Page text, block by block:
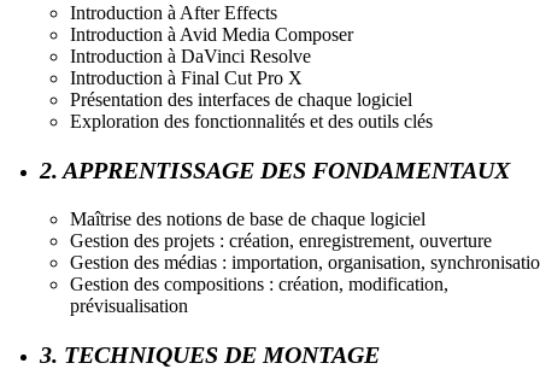
Introduction à After Effects
Introduction à Avid Media Composer
Introduction à DaVinci Resolve
Introduction à Final Cut Pro X
Présentation des interfaces de chaque logiciel
Exploration des fonctionnalités et des outils clés
2. APPRENTISSAGE DES FONDAMENTAUX
Maîtrise des notions de base de chaque logiciel
Gestion des projets : création, enregistrement, ouverture
Gestion des médias : importation, organisation,
Gestion des compositions : création, modification,
prévisualisation
3. TECHNIQUES DE MONTAGE